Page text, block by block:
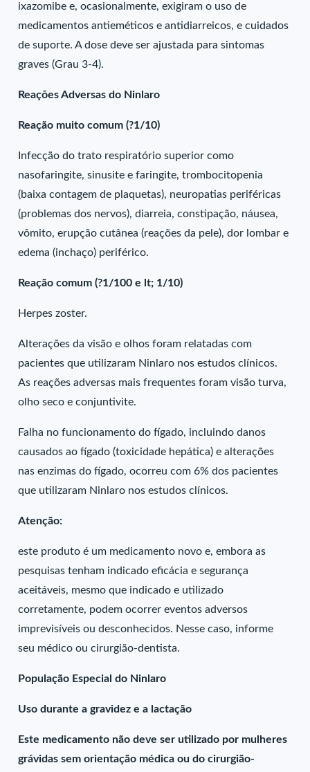
ixazomibe e, ocasionalmente, exigiram o uso de
medicamentos antieméticos e antidiarreicos, e cuidados
de suporte. A dose deve ser ajustada para sintomas
graves (Grau 3-4).
Reações Adversas do Ninlaro
Reação muito comum (?1/10)
Infecção do trato respiratório superior como
nasofaringite, sinusite e faringite, trombocitopenia
(baixa contagem de plaquetas), neuropatias periféricas
(problemas dos nervos), diarreia, constipação, náusea,
vômito, erupção cutânea (reações da pele), dor lombar e
edema (inchaço) periférico.
Reação comum (?1/100 e lt; 1/10)
Herpes zoster.
Alterações da visão e olhos foram relatadas com
pacientes que utilizaram Ninlaro nos estudos clínicos.
As reações adversas mais frequentes foram visão turva,
olho seco e conjuntivite.
Falha no funcionamento do fígado, incluindo danos
causados ao fígado (toxicidade hepática) e alterações
nas enzimas do fígado, ocorreu com 6% dos pacientes
que utilizaram Ninlaro nos estudos clínicos.
Atenção:
este produto é um medicamento novo e, embora as
pesquisas tenham indicado eficácia e segurança
aceitáveis, mesmo que indicado e utilizado
corretamente, podem ocorrer eventos adversos
imprevisíveis ou desconhecidos. Nesse caso, informe
seu médico ou cirurgião-dentista.
População Especial do Ninlaro
Uso durante a gravidez e a lactação
Este medicamento não deve ser utilizado por mulheres
grávidas sem orientação médica ou do cirurgião-